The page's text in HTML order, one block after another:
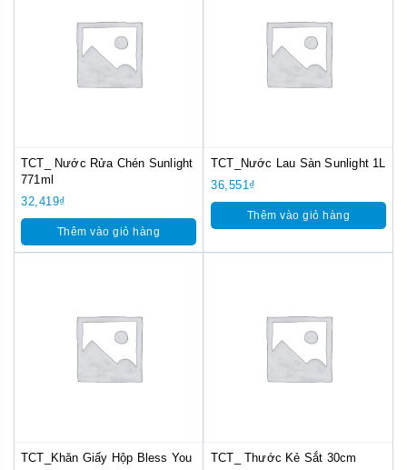
TCT_ Nước Rửa Chén Sunlight
771ml
32,419₫
Thêm vào giỏ hàng
TCT_Nước Lau Sàn Sunlight 1L
36,551₫
Thêm vào giỏ hàng
TCT_Khăn Giấy Hộp Bless You TCT_ Thước Kẻ Sắt 30cm